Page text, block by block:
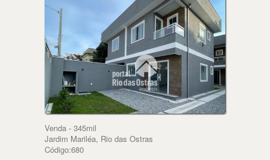
Venda - 345mil
Jardim Mariléa, Rio das Ostras
Código:680